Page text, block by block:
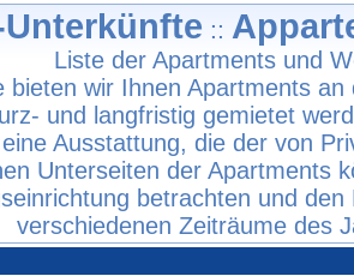
::
Liste der Apartments und
bieten wir Ihnen Apartments
und langfristig gemietet
Ausstattung, die der von
Unterseiten der Apartments
betrachten und
verschiedenen Zeiträume des